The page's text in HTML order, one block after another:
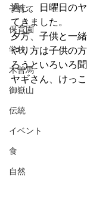
子育て
保育園
学校
木曽馬
御嶽山
伝統
イベント
食
自然
過し、日曜日の
てきました。
夕方、子供と一
やり方は子供の
ろうといろいろ
ヤギさん、けっ